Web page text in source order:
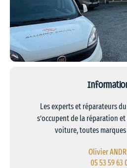
Les experts et réparateurs
s’occupent de la réparation
voiture, toutes
Olivier
05 53 59 63